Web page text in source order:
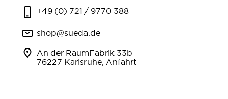
+49 (0) 721 / 9770 388
shop@sueda.de
An der RaumFabrik 33b
76227 Karlsruhe, Anfahrt